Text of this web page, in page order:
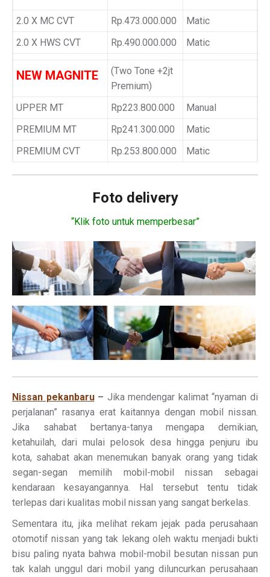
2.0 X MC CVT Rp.473.000.000
Matic
2.0 X HWS CVT
Rp.490.000.000 Matic
NEW MAGNITE
(Two Tone +2jt
Premium)
UPPER MT
Rp223.800.000
Manual
PREMIUM MT
Rp241.300.000
Matic
PREMIUM CVT
Rp.253.800.000 Matic
Foto delivery
“Klik foto untuk memperbesar”
Nissan pekanbaru– Jika mendengar kalimat “nyaman di
perjalanan” rasanya erat kaitannya dengan mobil nissan.
Jika sahabat bertanya-tanya mengapa demikian,
ketahuilah, dari mulai pelosok desa hingga penjuru ibu
kota, sahabat akan menemukan banyak orang yang tidak
segan-segan memilih mobil-mobil nissan sebagai
kendaraan kesayangannya. Hal tersebut tentu tidak
terlepas dari kualitas mobil nissan yang sangat berkelas.
Sementara itu, jika melihat rekam jejak pada perusahaan
otomotif nissan yang tak lekang oleh waktu menjadi bukti
bisu paling nyata bahwa mobil-mobil besutan nissan pun
tak kalah unggul dari mobil yang diluncurkan perusahaan